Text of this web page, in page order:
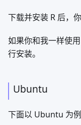
下载并安装 R 后，
如果你和我一样使
行安装。
Ubuntu
下面以 Ubuntu 为例